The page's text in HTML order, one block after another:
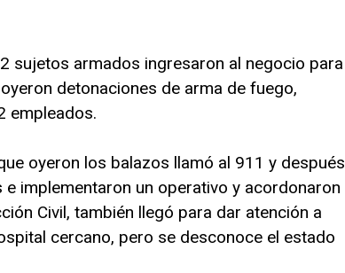
sujetos armados ingresaron al negocio para
detonaciones de arma de fuego,
empleados.
oyeron los balazos llamó al 911 y después
implementaron un operativo y acordonaron
Civil, también llegó para dar atención a
cercano, pero se desconoce el estado